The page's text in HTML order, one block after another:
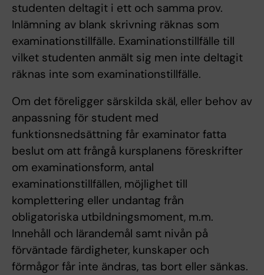
studenten deltagit i ett och samma prov.
Inlämning av blank skrivning räknas som
examinationstillfälle. Examinationstillfälle till
vilket studenten anmält sig men inte deltagit
räknas inte som examinationstillfälle.
Om det föreligger särskilda skäl, eller behov av
anpassning för student med
funktionsnedsättning får examinator fatta
beslut om att frångå kursplanens föreskrifter
om examinationsform, antal
examinationstillfällen, möjlighet till
komplettering eller undantag från
obligatoriska utbildningsmoment, m.m.
Innehåll och lärandemål samt nivån på
förväntade färdigheter, kunskaper och
förmågor får inte ändras, tas bort eller sänkas.